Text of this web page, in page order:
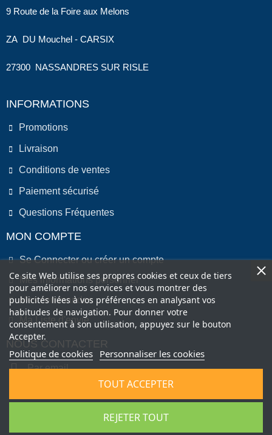
9 Route de la Foire aux Melons
ZA DU Mouchel - CARSIX
27300 NASSANDRES SUR RISLE
INFORMATIONS
Promotions
Livraison
Conditions de ventes
Paiement sécurisé
Questions Fréquentes
MON COMPTE
Se Connecter ou créer un compte
Mes informations personnel
Mes commandes
Ma Liste d'envie
NOUS CONTACTER
Par email
Ce site Web utilise ses propres cookies et ceux de tiers
pour améliorer nos services et vous montrer des
publicités liées à vos préférences en analysant vos
habitudes de navigation. Pour donner votre
consentement à son utilisation, appuyez sur le bouton
Accepter.
Politique de cookies Personnaliser les cookies
REJETER TOUT
TOUT ACCEPTER
Copyright © 2022 by COMEO FRANCE SAS . All Right Reserved.